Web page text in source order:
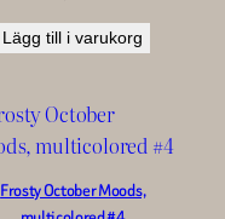
Lägg till i varukorg
Frosty October Moods,